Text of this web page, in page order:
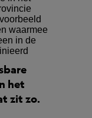
het
zit zo.